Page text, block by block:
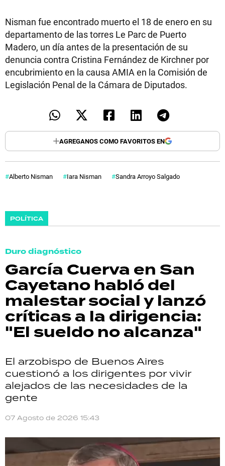
Nisman fue encontrado muerto el 18 de enero en su
departamento de las torres Le Parc de Puerto
Madero, un día antes de la presentación de su
denuncia contra Cristina Fernández de Kirchner por
encubrimiento en la causa AMIA en la Comisión de
Legislación Penal de la Cámara de Diputados.
AGREGANOS COMO FAVORITOS EN
Alberto Nisman Iara Nisman Sandra Arroyo Salgado
POLÍTICA
Duro diagnóstico
García Cuerva en San
Cayetano habló del
malestar social y lanzó
críticas a la dirigencia:
"El sueldo no alcanza"
El arzobispo de Buenos Aires
cuestionó a los dirigentes por vivir
alejados de las necesidades de la
gente
07 Agosto de 2026 15:43